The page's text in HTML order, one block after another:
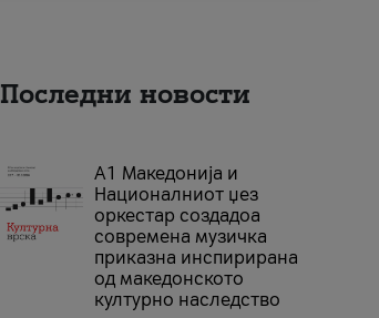
Последни новости
А1 Македонија и
Националниот џез
оркестар создадоа
современа музичка
приказна инспирирана
од македонското
културно наследство